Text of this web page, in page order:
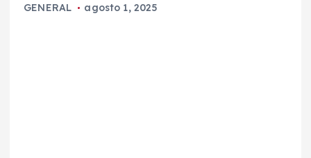
GENERAL agosto 1, 2025